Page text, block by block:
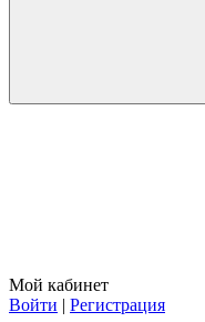
Мой кабинет
Войти | Регистрация